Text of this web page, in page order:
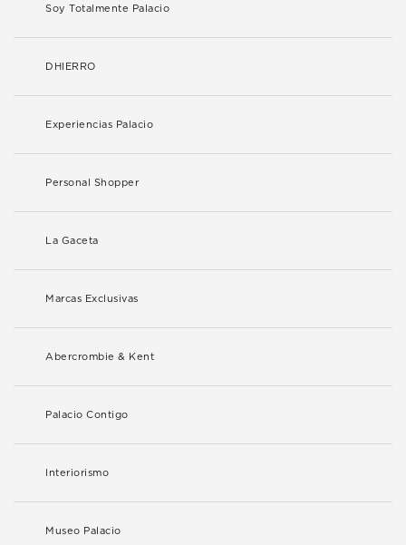
Soy Totalmente Palacio
DHIERRO
Experiencias Palacio
Personal Shopper
La Gaceta
Marcas Exclusivas
Abercrombie & Kent
Palacio Contigo
Interiorismo
Museo Palacio